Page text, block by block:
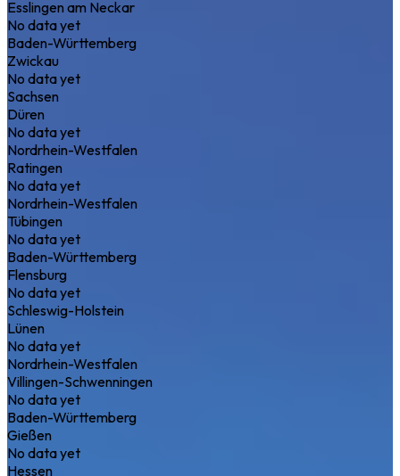
Esslingen am Neckar
No data yet
Baden-Württemberg
Zwickau
No data yet
Sachsen
Düren
No data yet
Nordrhein-Westfalen
Ratingen
No data yet
Nordrhein-Westfalen
Tübingen
No data yet
Baden-Württemberg
Flensburg
No data yet
Schleswig-Holstein
Lünen
No data yet
Nordrhein-Westfalen
Villingen-Schwenningen
No data yet
Baden-Württemberg
Gießen
No data yet
Hessen